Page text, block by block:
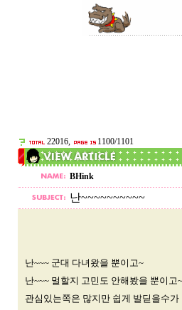
22016, 1100/1101
BHink
난~~~~~~~~~~
난~~~ 군대 다녀왔을 뿐이고~
난~~~ 멀할지 고민도 안해봤을 뿐이고~
관심있는쪽은 많지만 쉽게 발딛을수가